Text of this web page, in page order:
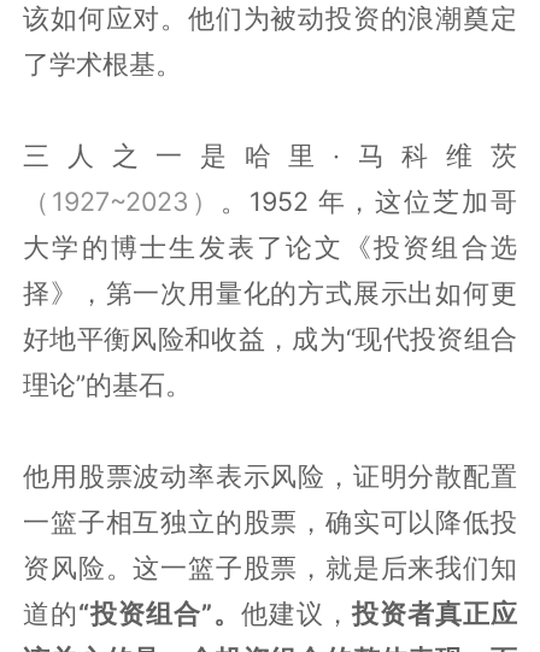
该如何应对。他们为被动投资的浪潮奠定
了学术根基。
三人之一是哈里·马科维茨
（1927~2023） 。1952 年，这位芝加哥
大学的博士生发表了论文《投资组合选
择》，第一次用量化的方式展示出如何更
好地平衡风险和收益，成为“现代投资组合
理论”的基石。
他用股票波动率表示风险，证明分散配置
一篮子相互独立的股票，确实可以降低投
资风险。这一篮子股票，就是后来我们知
道的“投资组合”。他建议，投资者真正应